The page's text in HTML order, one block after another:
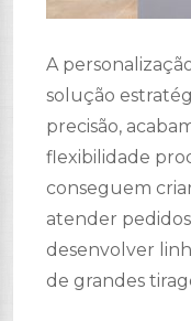
A
solução
precisão,
flexibilidade
conseguem
atender
desenvolver
de grandes